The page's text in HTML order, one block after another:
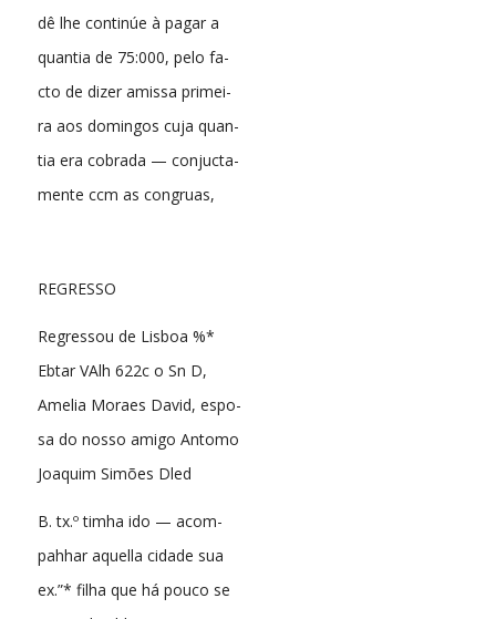
dê lhe continúe à pagar a
quantia de 75:000, pelo fa-
cto de dizer amissa primei-
ra aos domingos cuja quan-
tia era cobrada — conjucta-
mente ccm as congruas,
REGRESSO
Regressou de Lisboa %*
Ebtar VAlh 622c o Sn D,
Amelia Moraes David, espo-
sa do nosso amigo Antomo
Joaquim Simões Dled
B. tx.º timha ido — acom-
pahhar aquella cidade sua
ex.”* filha que há pouco se